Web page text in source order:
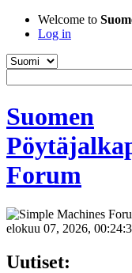
Welcome to
Log in
Suomen
Forum
elokuu 07, 2026,
Uutiset: